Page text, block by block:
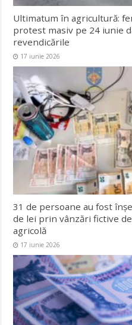
Ultimatum în agricultură:
protest masiv pe 24 iunie
revendicările
17 iunie 2026
31 de persoane au fost
de lei prin vânzări fictive
agricolă
17 iunie 2026